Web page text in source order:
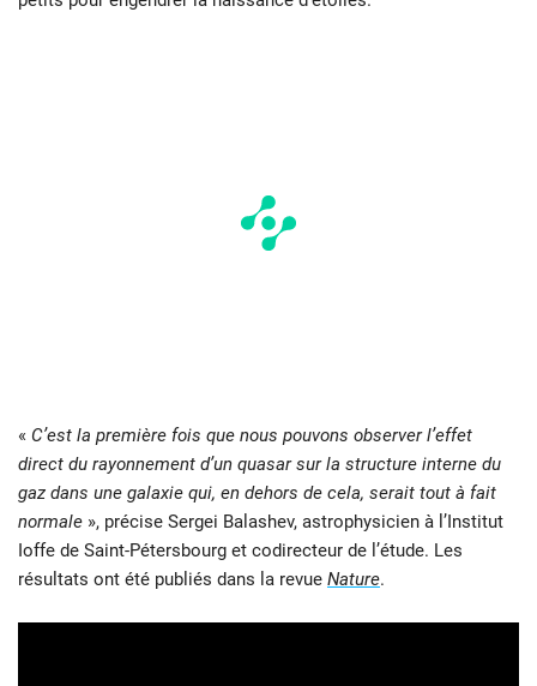
« C’est la première fois que nous pouvons observer l’effet
direct du rayonnement d’un quasar sur la structure interne du
gaz dans une galaxie qui, en dehors de cela, serait tout à fait
normale », précise Sergei Balashev, astrophysicien à l’Institut
Ioffe de Saint-Pétersbourg et codirecteur de l’étude. Les
résultats ont été publiés dans la revue Nature.